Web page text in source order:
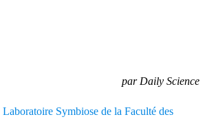
par Daily Science
Laboratoire Symbiose de la Faculté des